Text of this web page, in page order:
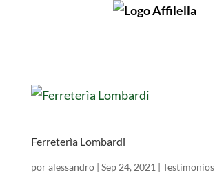
Ferreterìa Lombardi
poralessandro| Sep 24, 2021 | Testimonios